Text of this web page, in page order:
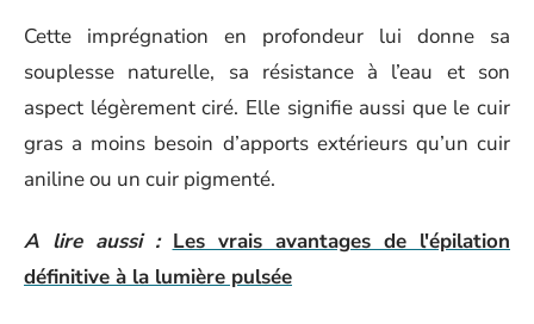
Cette imprégnation en profondeur lui donne sa
souplesse naturelle, sa résistance à l’eau et son
aspect légèrement ciré. Elle signifie aussi que le cuir
gras a moins besoin d’apports extérieurs qu’un cuir
aniline ou un cuir pigmenté.
A lire aussi : Les vrais avantages de l'épilation
définitive à la lumière pulsée